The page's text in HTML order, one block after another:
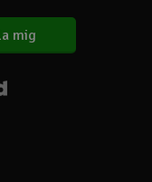
mig